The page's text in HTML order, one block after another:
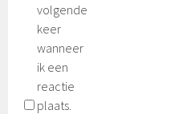
volgende
keer
wanneer
ik een
reactie
plaats.